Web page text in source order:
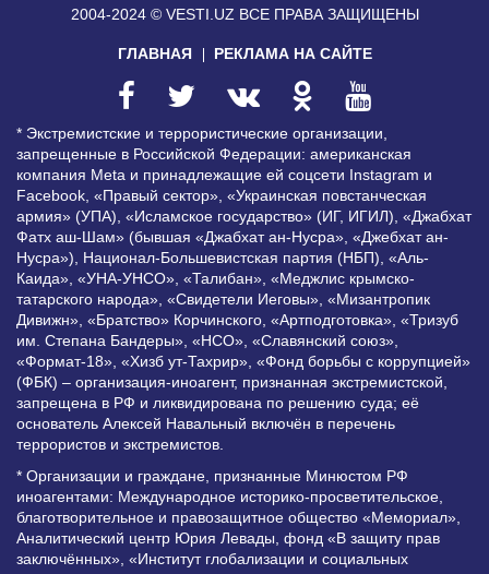
2004-2024 © VESTI.UZ ВСЕ ПРАВА ЗАЩИЩЕНЫ
ГЛАВНАЯ РЕКЛАМА НА САЙТЕ
* Экстремистские и террористические организации,
запрещенные в Российской Федерации: американская
компания Meta и принадлежащие ей соцсети Instagram и
Facebook, «Правый сектор», «Украинская повстанческая
армия» (УПА), «Исламское государство» (ИГ, ИГИЛ), «Джабхат
Фатх аш-Шам» (бывшая «Джабхат ан-Нусра», «Джебхат ан-
Нусра»), Национал-Большевистская партия (НБП), «Аль-
Каида», «УНА-УНСО», «Талибан», «Меджлис крымско-
татарского народа», «Свидетели Иеговы», «Мизантропик
Дивижн», «Братство» Корчинского, «Артподготовка», «Тризуб
им. Степана Бандеры», «НСО», «Славянский союз»,
«Формат-18», «Хизб ут-Тахрир», «Фонд борьбы с коррупцией»
(ФБК) – организация-иноагент, признанная экстремистской,
запрещена в РФ и ликвидирована по решению суда; её
основатель Алексей Навальный включён в перечень
террористов и экстремистов.
* Организации и граждане, признанные Минюстом РФ
иноагентами: Международное историко-просветительское,
благотворительное и правозащитное общество «Мемориал»,
Аналитический центр Юрия Левады, фонд «В защиту прав
заключённых», «Институт глобализации и социальных